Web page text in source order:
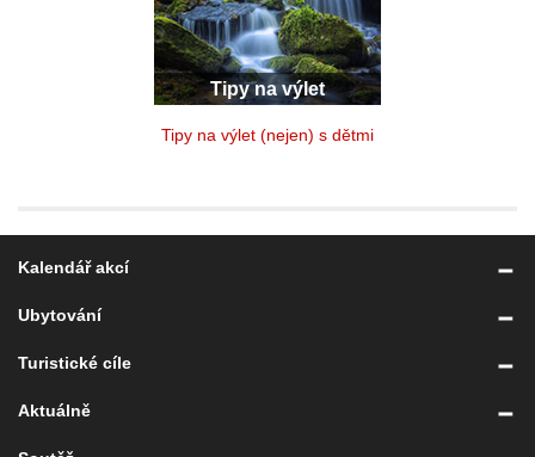
Tipy na výlet
Tipy na výlet (nejen) s dětmi
Kalendář akcí
Ubytování
Turistické cíle
Aktuálně